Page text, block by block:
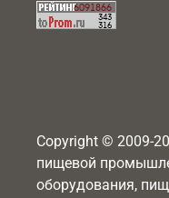
Copyright © 2009-
пищевой
оборудования,